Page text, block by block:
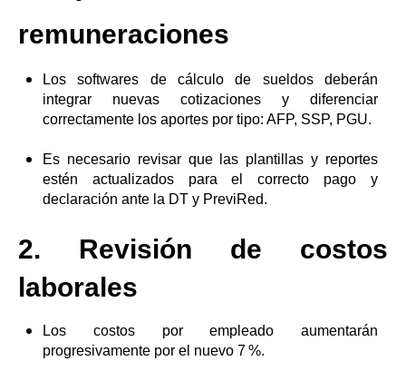
remuneraciones
Los softwares de cálculo de sueldos deberán
integrar nuevas cotizaciones y diferenciar
correctamente los aportes por tipo: AFP, SSP, PGU.
Es necesario revisar que las plantillas y reportes
estén actualizados para el correcto pago y
declaración ante la DT y PreviRed.
2. Revisión de costos
laborales
Los costos por empleado aumentarán
progresivamente por el nuevo 7 %.